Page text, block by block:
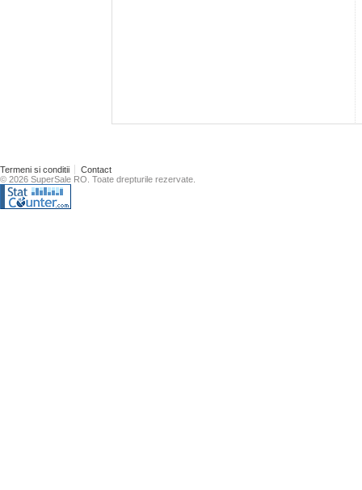
Termeni si conditii
Contact
© 2026 SuperSale RO. Toate drepturile rezervate.